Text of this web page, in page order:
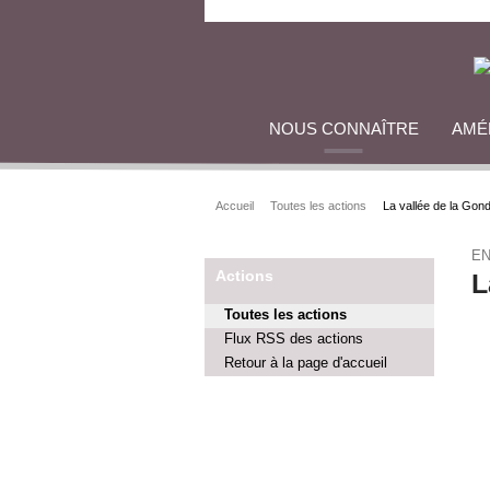
NOUS CONNAÎTRE
Accueil Toutes les actions La vallée de la
Actions
Toutes les actions
Flux RSS des actions
Retour à la page d'accueil